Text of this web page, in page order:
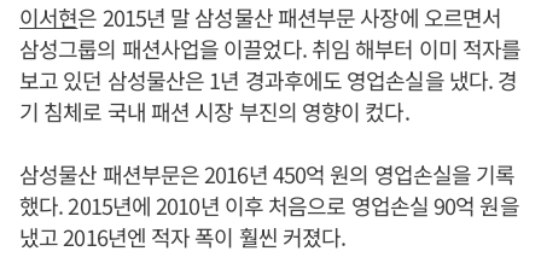
이서현은 2015년 말 삼성물산 패션부문 사장에 오르면서
삼성그룹의 패션사업을 이끌었다. 취임 해부터 이미 적자를
보고 있던 삼성물산은 1년 경과후에도 영업손실을 냈다. 경
기 침체로 국내 패션 시장 부진의 영향이 컸다.
삼성물산 패션부문은 2016년 450억 원의 영업손실을 기록
했다. 2015년에 2010년 이후 처음으로 영업손실 90억 원을
냈고 2016년엔 적자 폭이 훨씬 커졌다.